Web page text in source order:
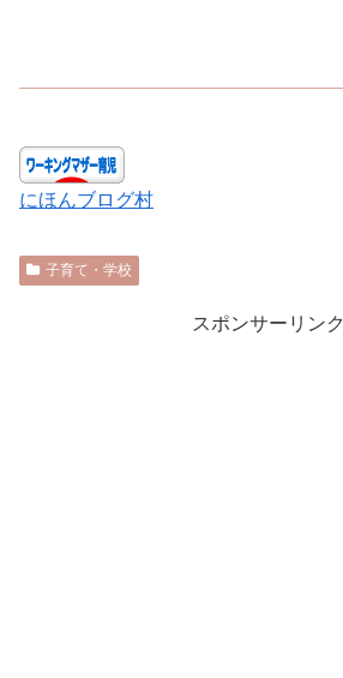
にほんブログ村
子育て・学校
スポンサーリンク